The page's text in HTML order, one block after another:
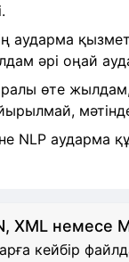
аударма
әрі оңай
өте
NLP
XML немесе
кейбір